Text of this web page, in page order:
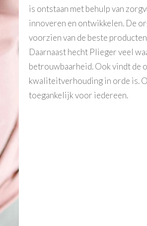
is ontstaan met behulp van
innoveren en ontwikkelen. De
voorzien van de beste
Daarnaast hecht Plieger veel
betrouwbaarheid. Ook vindt de
kwaliteitverhouding in orde is.
toegankelijk voor iedereen.